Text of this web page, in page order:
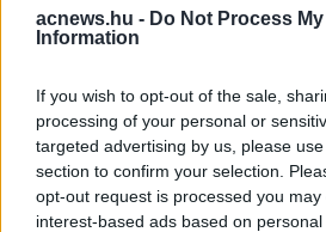
acnews.hu - Do Not Process
Information
If you wish to opt-out of the sale,
processing of your personal or
targeted advertising by us, please
section to confirm your selection.
opt-out request is processed you may
interest-based ads based on
célba ért. A Jókutyák
fontos társadalmi
arra emlékeztet
állatokkal való
sokat elárul rólunk, és